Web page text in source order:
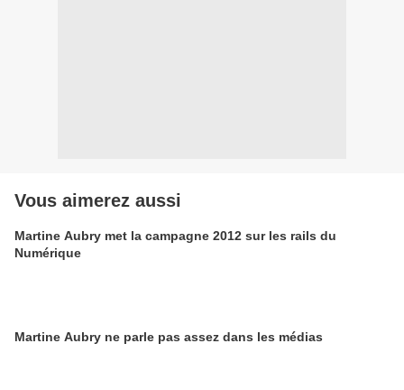
Vous aimerez aussi
Martine Aubry met la campagne 2012 sur les rails du
Numérique
Martine Aubry ne parle pas assez dans les médias